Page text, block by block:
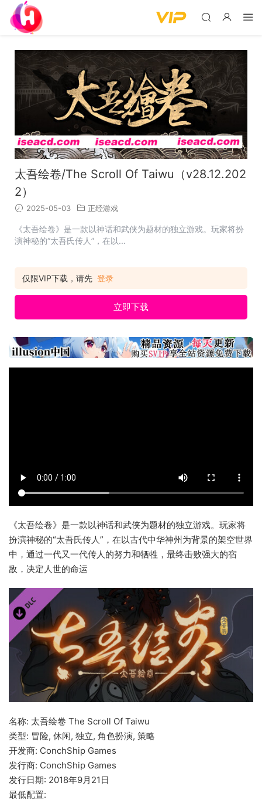
太吾绘卷/The Scroll Of Taiwu（v28.12.202
2）
2025-05-03 正经游戏
《太吾绘卷》是一款以神话和武侠为题材的独立游戏。玩家将扮
演神秘的“太吾氏传人”，在以...
仅限VIP下载，请先 登录
立即下载
《太吾绘卷》是一款以神话和武侠为题材的独立游戏。玩家将
扮演神秘的“太吾氏传人”，在以古代中华神州为背景的架空世界
中，通过一代又一代传人的努力和牺牲，最终击败强大的宿
敌，决定人世的命运
名称: 太吾绘卷 The Scroll Of Taiwu
类型: 冒险, 休闲, 独立, 角色扮演, 策略
开发商: ConchShip Games
发行商: ConchShip Games
发行日期: 2018年9月21日
最低配置: